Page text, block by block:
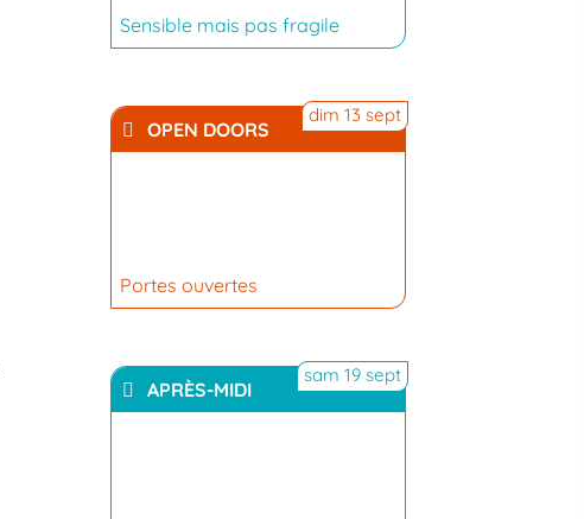
Sensible mais pas fragile
OPEN DOORS
dim 13 sept
Portes ouvertes
APRÈS-MIDI
sam 19 sept